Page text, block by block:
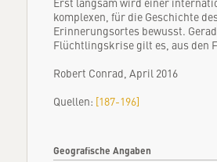
komplexen, für die Geschichte
Erinnerungsortes bewusst.
Flüchtlingskrise gilt es, aus den
Robert Conrad, April 2016
Quellen: [187-196]
Geografische Angaben